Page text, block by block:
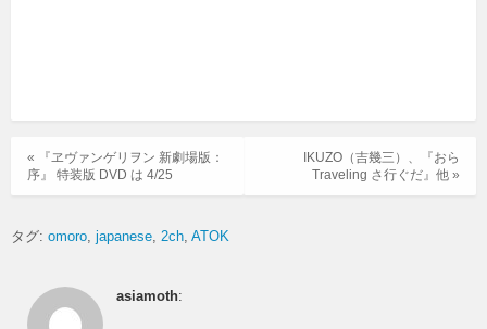
IKUZO（吉幾三）、『おら
Traveling さ行ぐだ』他 »
« 『ヱヴァンゲリヲン 新劇場版：
序』 特装版 DVD は 4/25
タグ: omoro japanese 2ch ATOK
asiamoth: